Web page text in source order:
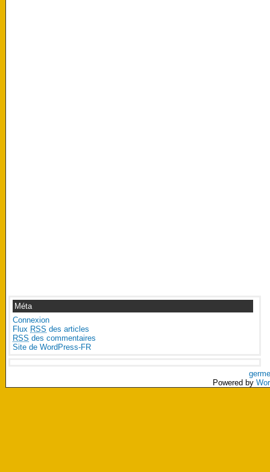
Méta
Connexion
Flux RSS des articles
RSS des commentaires
Site de WordPress-FR
Powered by